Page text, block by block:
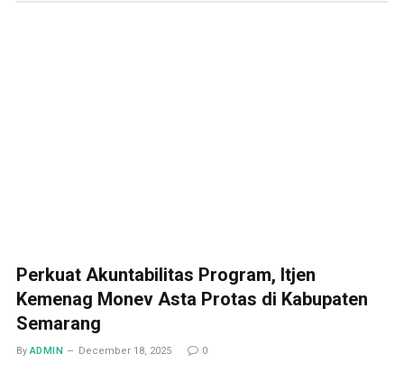
Perkuat Akuntabilitas Program, Itjen
Kemenag Monev Asta Protas di Kabupaten
Semarang
By ADMIN December 18, 2025 0